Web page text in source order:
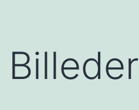
Billeder